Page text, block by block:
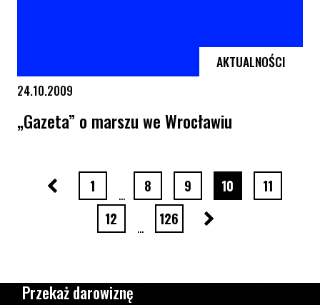
AKTUALNOŚCI
24.10.2009
„Gazeta” o marszu we Wrocławiu
Poprzednia strona
strona numer
1 …
strona numer
8 strona numer
9 strona numer
10 strona
11
strona numer
12 …
strona numer
126 Następna strona
Przekaż darowiznę